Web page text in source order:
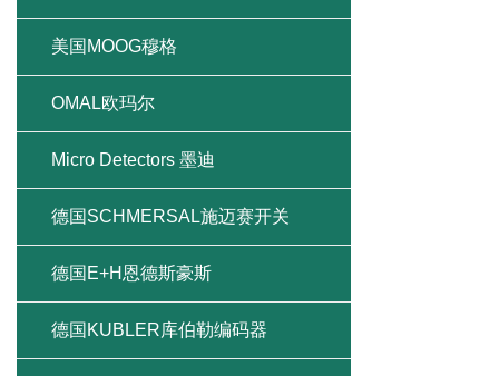
美国MOOG穆格
OMAL欧玛尔
Micro Detectors 墨迪
德国SCHMERSAL施迈赛开关
德国E+H恩德斯豪斯
德国KUBLER库伯勒编码器